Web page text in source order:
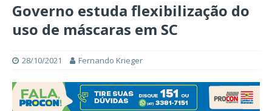
Governo estuda flexibilização do
uso de máscaras em SC
28/10/2021 Fernando Krieger